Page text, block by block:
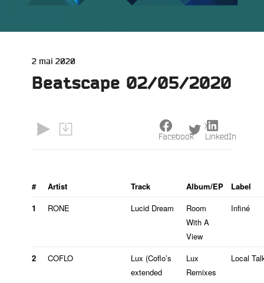
Publié
2 mai 2020
Beatscape 02/05/2020
# Artist Track Album/EP
Label
1
RONE Lucid Dream
Room
With A
View
Infiné
2 COFLO
Lux (Coflo’s
extended
Lux
Remixes
Local
Facebook
X
LinkedIn